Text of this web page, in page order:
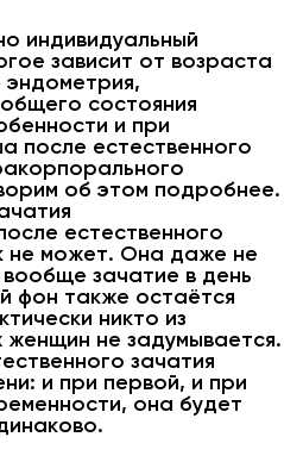
индивидуальный
зависит от возраста
состояния
и при
после естественного
об этом подробнее.
естественного
не может. Она даже не
зачатие в день
фон также остаётся
никто из
не задумывается.
зачатия
и при первой, и при
она будет